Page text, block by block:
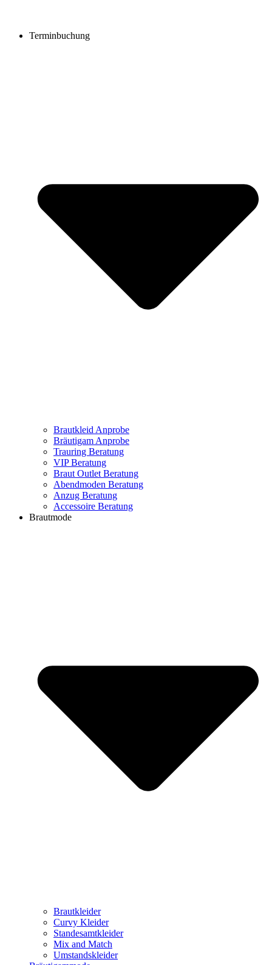
Terminbuchung
Brautkleid Anprobe
Bräutigam Anprobe
Trauring Beratung
VIP Beratung
Braut Outlet Beratung
Abendmoden Beratung
Anzug Beratung
Accessoire Beratung
Brautmode
Brautkleider
Curvy Kleider
Standesamtkleider
Mix and Match
Umstandskleider